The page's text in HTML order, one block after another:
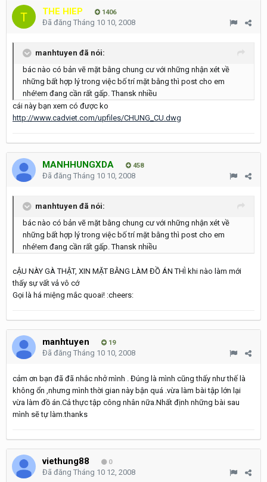
THE HIEP 1406
Đã đăng Tháng 10 10, 2008
manhtuyen đã nói:
bác nào có bản vẽ mặt bằng chung cư với những nhận xét về
những bất hợp lý trong việc bố trí mặt bằng thì post cho em
nhé!em đang cần rất gấp. Thansk nhiều
cái này bạn xem có được ko
http://www.cadviet.com/upfiles/CHUNG_CU.dwg
MANHHUNGXDA 458
Đã đăng Tháng 10 10, 2008
manhtuyen đã nói:
bác nào có bản vẽ mặt bằng chung cư với những nhận xét về
những bất hợp lý trong việc bố trí mặt bằng thì post cho em
nhé!em đang cần rất gấp. Thansk nhiều
cẬU NÀY GÀ THẬT, XIN MẶT BẰNG LÀM ĐỒ ÁN THÌ khi nào làm mới
thấy sự vất vả vô cớ
Gọi là há miệng mắc quoai! :cheers:
manhtuyen 19
Đã đăng Tháng 10 10, 2008
cảm ơn bạn đã đã nhắc nhở mình . Đúng là mình cũng thấy như thế là
không ổn ,nhưng mình thời gian này bận quá .vừa làm bài tập lớn lại
vừa làm đồ án.Cả thực tập công nhân nữa.Nhất định những bài sau
mình sẽ tự làm.thanks
viethung88 0
Đã đăng Tháng 10 12, 2008